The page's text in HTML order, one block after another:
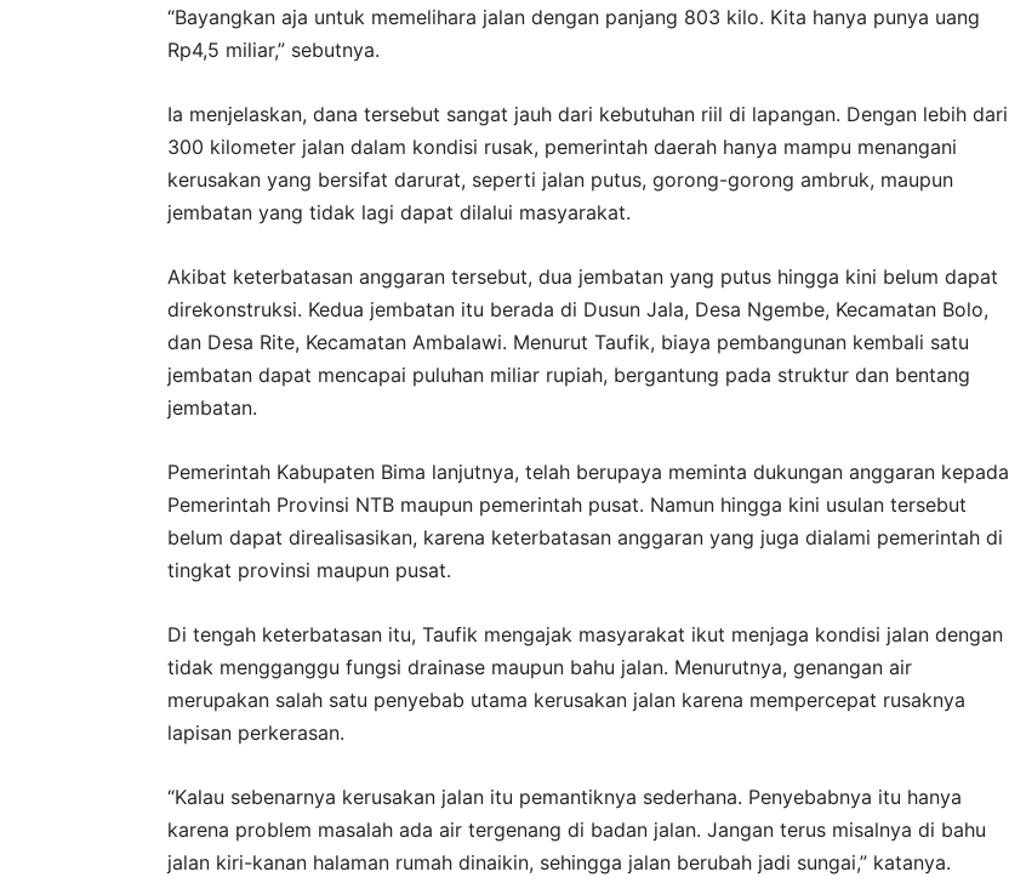
“Bayangkan aja untuk memelihara jalan dengan panjang 803 kilo. Kita hanya punya uang
Rp4,5 miliar,” sebutnya.
Ia menjelaskan, dana tersebut sangat jauh dari kebutuhan riil di lapangan. Dengan lebih dari
300 kilometer jalan dalam kondisi rusak, pemerintah daerah hanya mampu menangani
kerusakan yang bersifat darurat, seperti jalan putus, gorong-gorong ambruk, maupun
jembatan yang tidak lagi dapat dilalui masyarakat.
Akibat keterbatasan anggaran tersebut, dua jembatan yang putus hingga kini belum dapat
direkonstruksi. Kedua jembatan itu berada di Dusun Jala, Desa Ngembe, Kecamatan Bolo,
dan Desa Rite, Kecamatan Ambalawi. Menurut Taufik, biaya pembangunan kembali satu
jembatan dapat mencapai puluhan miliar rupiah, bergantung pada struktur dan bentang
jembatan.
Pemerintah Kabupaten Bima lanjutnya, telah berupaya meminta dukungan anggaran kepada
Pemerintah Provinsi NTB maupun pemerintah pusat. Namun hingga kini usulan tersebut
belum dapat direalisasikan, karena keterbatasan anggaran yang juga dialami pemerintah di
tingkat provinsi maupun pusat.
Di tengah keterbatasan itu, Taufik mengajak masyarakat ikut menjaga kondisi jalan dengan
tidak mengganggu fungsi drainase maupun bahu jalan. Menurutnya, genangan air
merupakan salah satu penyebab utama kerusakan jalan karena mempercepat rusaknya
lapisan perkerasan.
“Kalau sebenarnya kerusakan jalan itu pemantiknya sederhana. Penyebabnya itu hanya
karena problem masalah ada air tergenang di badan jalan. Jangan terus misalnya di bahu
jalan kiri-kanan halaman rumah dinaikin, sehingga jalan berubah jadi sungai,” katanya.